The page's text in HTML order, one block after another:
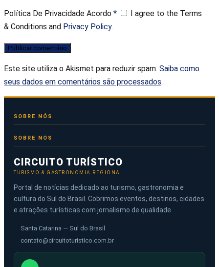
Política De Privacidade Acordo *
I agree to the Terms
& Conditions and Privacy Policy.
Este site utiliza o Akismet para reduzir spam. Saiba como
seus dados em comentários são processados.
SOBRE NÓS
CIRCUITO TURÍSTICO
TURISMO & GASTRONOMIA REGIONAL
Portal de notícias dedicado ao turismo, gastronomia e
cultura do Sul do Brasil. Cobrimos eventos, destinos, cidades
e atrações turísticas com jornalismo de qualidade.
Santa Catarina — Sul do Brasil
contato@circuitoturistico.com.br